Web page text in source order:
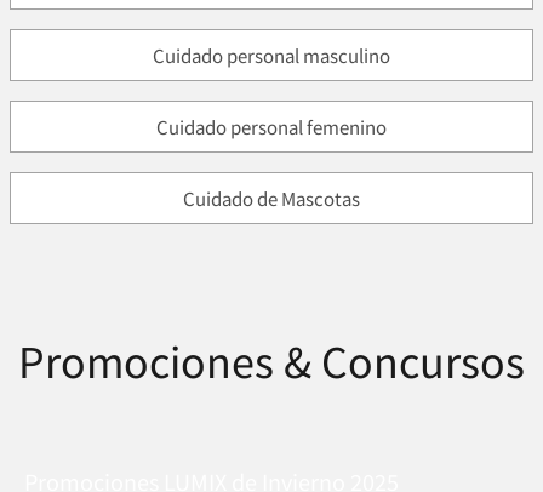
Cuidado personal masculino
Cuidado personal femenino
Cuidado de Mascotas
Promociones & Concursos